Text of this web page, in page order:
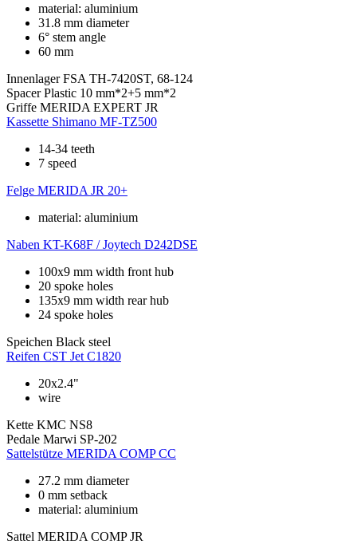
material: aluminium
31.8 mm diameter
6° stem angle
60 mm
Innenlager FSA TH-7420ST, 68-124
Spacer Plastic 10 mm*2+5 mm*2
Griffe MERIDA EXPERT JR
Kassette Shimano MF-TZ500
14-34 teeth
7 speed
Felge MERIDA JR 20+
material: aluminium
Naben KT-K68F / Joytech D242DSE
100x9 mm width front hub
20 spoke holes
135x9 mm width rear hub
24 spoke holes
Speichen Black steel
Reifen CST Jet C1820
20x2.4"
wire
Kette KMC NS8
Pedale Marwi SP-202
Sattelstütze MERIDA COMP CC
27.2 mm diameter
0 mm setback
material: aluminium
Sattel MERIDA COMP JR